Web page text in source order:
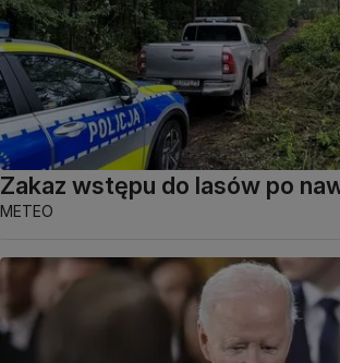
Zakaz wstępu do lasów po
METEO